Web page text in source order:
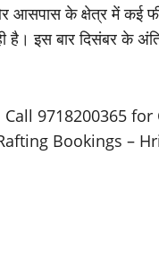
आसपास के क्षेत्र में कई
है। इस बार दिसंबर के